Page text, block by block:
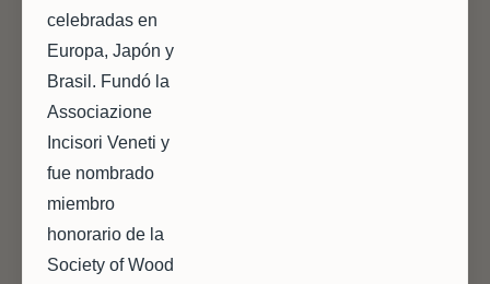
celebradas en
Europa, Japón y
Brasil. Fundó la
Associazione
Incisori Veneti y
fue nombrado
miembro
honorario de la
Society of Wood